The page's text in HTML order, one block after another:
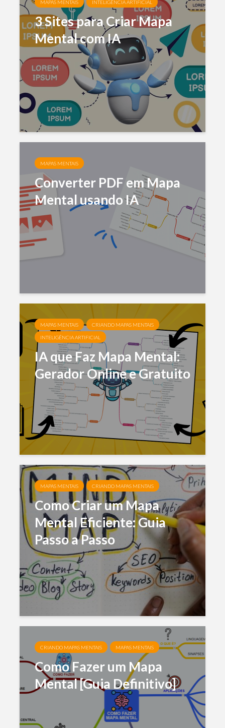
MAPAS MENTAIS INTELIGÊNCIA ARTIFICIAL
3 Sites para Criar Mapa
Mental com IA
MAPAS MENTAIS
Converter PDF em Mapa
Mental usando IA
MAPAS MENTAIS CRIANDO MAPAS MENTAIS
INTELIGÊNCIA ARTIFICIAL
IA que Faz Mapa Mental:
Gerador Online e Gratuito
MAPAS MENTAIS CRIANDO MAPAS MENTAIS
Como Criar um Mapa
Mental Eficiente: Guia
Passo a Passo
CRIANDO MAPAS MENTAIS MAPAS MENTAIS
Como Fazer um Mapa
Mental [Guia Definitivo]